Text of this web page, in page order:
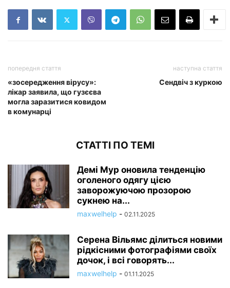
попередня стаття
«зосередження вірусу»:
лікар заявила, що гузєєва
могла заразитися ковидом
в комунарці
наступна стаття
Сендвіч з куркою
СТАТТІ ПО ТЕМІ
Демі Мур оновила тенденцію
оголеного одягу цією
заворожуючою прозорою
сукнею на...
maxwelhelp - 02.11.2025
Серена Вільямс ділиться новими
рідкісними фотографіями своїх
дочок, і всі говорять...
maxwelhelp - 01.11.2025